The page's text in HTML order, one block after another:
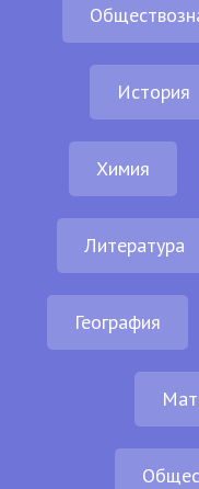
История
Химия
Литература
География